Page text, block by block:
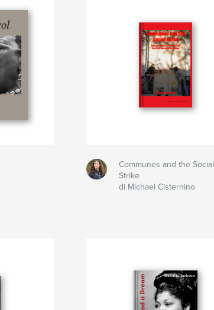
Communes and the Social
Strike
di Michael Cisternino